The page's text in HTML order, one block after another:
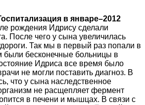
в январе–2012
рождения Идрису сделали
После чего у сына увеличилась
Так мы в первый раз попали в
бесконечные больницы в
Идриса все время было
не могли поставить диагноз. В
что у сына наследственное
не расщепляет фермент
в печени и мышцах. В связи с